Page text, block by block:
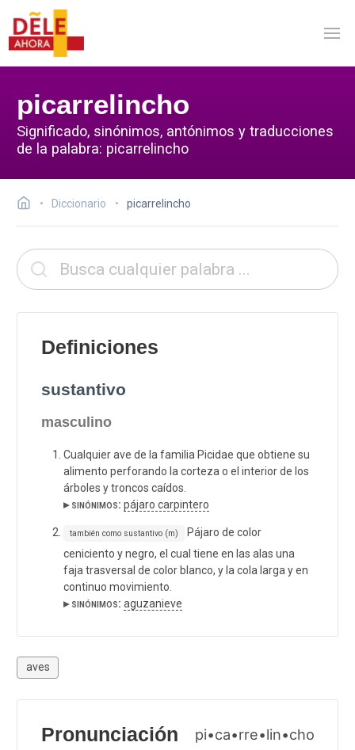
picarrelincho
Significado, sinónimos, antónimos y traducciones
de la palabra: picarrelincho
Diccionario picarrelincho
Definiciones
sustantivo
masculino
Cualquier ave de la familia Picidae que obtiene su
alimento perforando la corteza o el interior de los
árboles y troncos caídos.
▸ sinónimos: pájaro carpintero
también como sustantivo (m)
Pájaro de color
ceniciento y negro, el cual tiene en las alas una
faja trasversal de color blanco, y la cola larga y en
continuo movimiento.
▸ sinónimos: aguzanieve
aves
Pronunciación pi•ca•rre•lin•cho